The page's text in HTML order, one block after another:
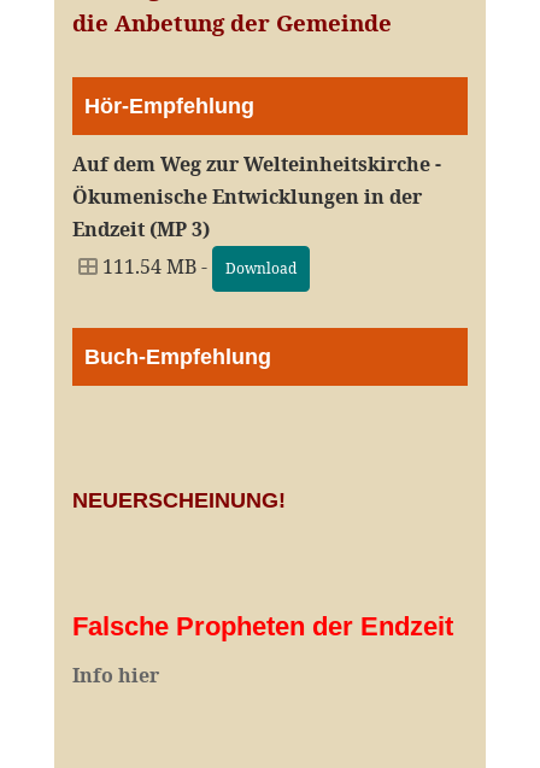
die Anbetung der Gemeinde
Hör-Empfehlung
Auf dem Weg zur Welteinheitskirche -
Ökumenische Entwicklungen in der
Endzeit (MP 3)
111.54 MB -
Download
Buch-Empfehlung
NEUERSCHEINUNG!
Falsche Propheten der Endzeit
Info hier